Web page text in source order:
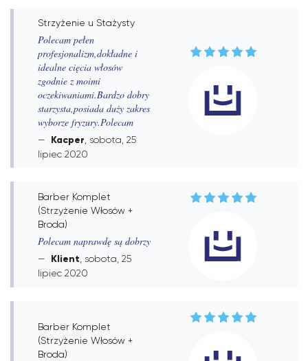
Strzyżenie u Stażysty
Polecam pełen
profesjonalizm,dokładne i
idealne cięcia włosów
zgodnie z moimi
oczekiwaniami.Bardzo dobry
starzysta,posiada duży zakres
wyborze fryzury.Polecam
Kacper , sobota, 25
lipiec 2020
Barber Komplet
(Strzyżenie Włosów +
Broda)
Polecam naprawdę są dobrzy
Klient , sobota, 25
lipiec 2020
Barber Komplet
(Strzyżenie Włosów +
Broda)